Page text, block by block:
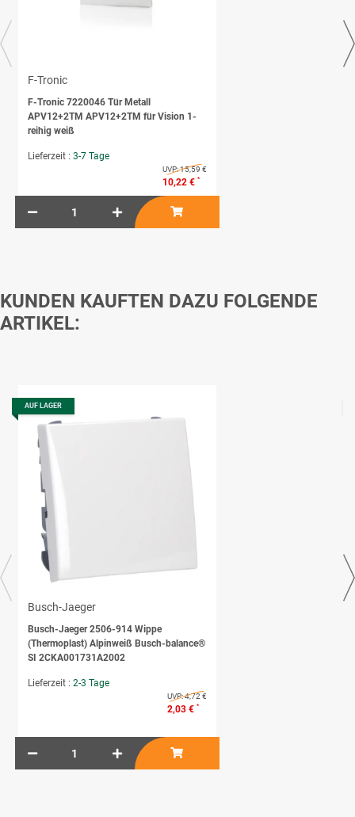
F-Tronic
F-Tronic 7220046 Tür Metall
APV12+2TM APV12+2TM für Vision 1-
reihig weiß
Lieferzeit : 3-7 Tage
UVP:15,59 €
10,22 € *
KUNDEN KAUFTEN DAZU FOLGENDE
ARTIKEL:
AUF LAGER
Busch-Jaeger
Busch-Jaeger 2506-914 Wippe
(Thermoplast) Alpinweiß Busch-balance®
SI 2CKA001731A2002
Lieferzeit : 2-3 Tage
UVP:4,72 €
2,03 € *